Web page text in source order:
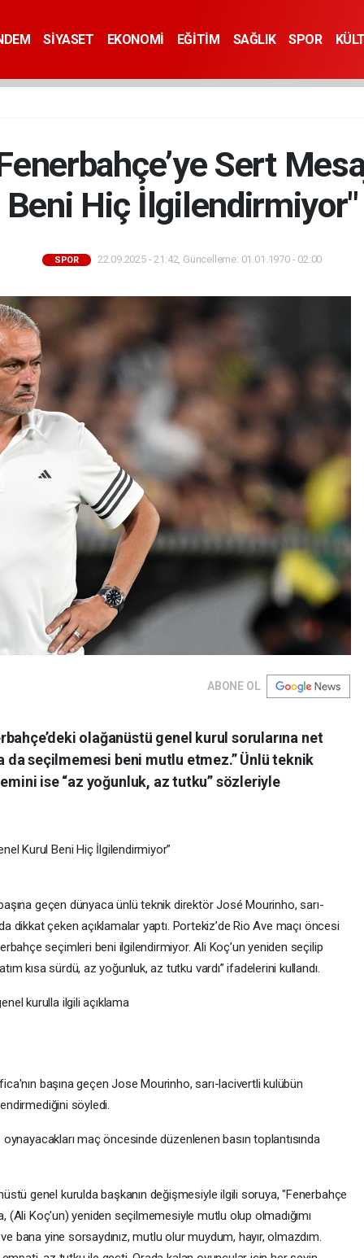
SİYASET EKONOMİ EĞİTİM SAĞLIK SPOR
Sert
Beni Hiç İlgilendirmiyor"
SPOR 22.09.2025 - 21:42, Güncelleme: 01.01.1970 - 02:00
ABONE OL
olağanüstü genel kurul sorularına net
da seçilmemesi beni mutlu etmez.” Ünlü teknik
ise “az yoğunluk, az tutku” sözleriyle
Kurul Beni Hiç İlgilendirmiyor”
başına geçen dünyaca ünlü teknik direktör José Mourinho, sarı-
dikkat çeken açıklamalar yaptı. Portekiz’de Rio Ave maçı öncesi
seçimleri beni ilgilendirmiyor. Ali Koç’un yeniden seçilip
kısa sürdü, az yoğunluk, az tutku vardı” ifadelerini kullandı.
kurulla ilgili açıklama
başına geçen Jose Mourinho, sarı-lacivertli kulübün
söyledi.
maç öncesinde düzenlenen basın toplantısında
genel kurulda başkanın değişmesiyle ilgili soruya, "Fenerbahçe
Koç'un) yeniden seçilmemesiyle mutlu olup olmadığımı
bana yine sorsaydınız, mutlu olur muydum, hayır, olmazdım.